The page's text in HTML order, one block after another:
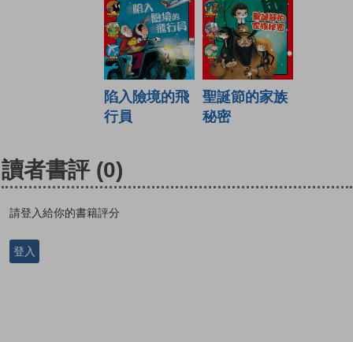
陷入險境的飛
行員
聖誕節的家族
秘密
讀者書評 (0)
請登入給你的書籍評分
登入